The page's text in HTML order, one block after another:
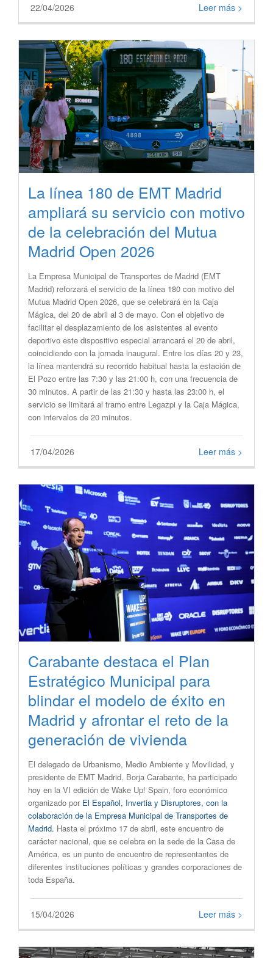
22/04/2026 Leer más >
La línea 180 de EMT Madrid
ampliará su servicio con motivo
de la celebración del Mutua
Madrid Open 2026
​La Empresa Municipal de Transportes de Madrid (EMT
Madrid) reforzará el servicio de la línea 180 con motivo del
Mutua Madrid Open 2026, que se celebrará en la Caja
Mágica, del 20 de abril al 3 de mayo. Con el objetivo de
facilitar el desplazamiento de los asistentes al evento
deportivo este dispositivo especial arrancará el 20 de abril,
coincidiendo con la jornada inaugural. Entre los días 20 y 23,
la línea mantendrá su recorrido habitual hasta la estación de
El Pozo entre las 7:30 y las 21:00 h, con una frecuencia de
30 minutos. A partir de las 21:30 y hasta las 23:00 h, el
servicio se limitará al tramo entre Legazpi y la Caja Mágica,
con intervalos de 20 minutos.
17/04/2026 Leer más >
Carabante destaca el Plan
Estratégico Municipal para
blindar el modelo de éxito en
Madrid y afrontar el reto de la
generación de vivienda
​El delegado de Urbanismo, Medio Ambiente y Movilidad, y
presidente de EMT Madrid, Borja Carabante, ha participado
hoy en la VI edición de Wake Up! Spain, foro económico
organizado porEl Español, Invertia y Disruptores, con la
colaboración de la Empresa Municipal de Transportes de
Madrid. Hasta el próximo 17 de abril, este encuentro de
carácter nacional, que se celebra en la sede de la Casa de
América, es un punto de encuentro de representantes de
diferentes instituciones políticas y grandes corporaciones de
toda España.
15/04/2026 Leer más >